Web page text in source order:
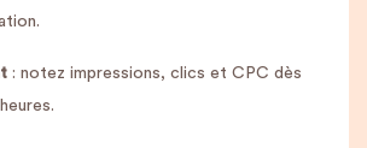
: notez impressions, clics et CPC dès